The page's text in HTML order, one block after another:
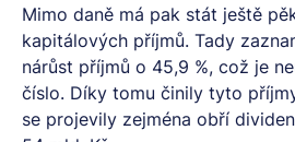
Mimo daně má pak stát ještě
kapitálových příjmů. Tady
nárůst příjmů o 45,9 %, což je
číslo. Díky tomu činily tyto
se projevily zejména obří